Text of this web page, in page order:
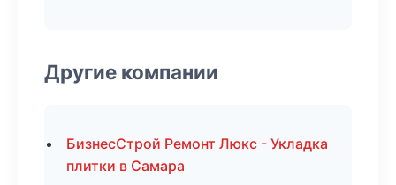
Другие компании
БизнесСтрой Ремонт Люкс - Укладка
плитки в Самара